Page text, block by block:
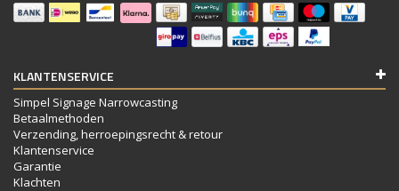
KLANTENSERVICE
Simpel Signage Narrowcasting
Betaalmethoden
Verzending, herroepingsrecht & retour
Klantenservice
Garantie
Klachten